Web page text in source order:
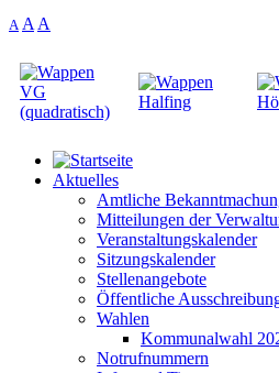
A A A
Aktuelles
Amtliche
Mitteilungen der
Veranstaltungskalender
Sitzungskalender
Stellenangebote
Öffentliche
Wahlen
Kommunalwahl
Notrufnummern